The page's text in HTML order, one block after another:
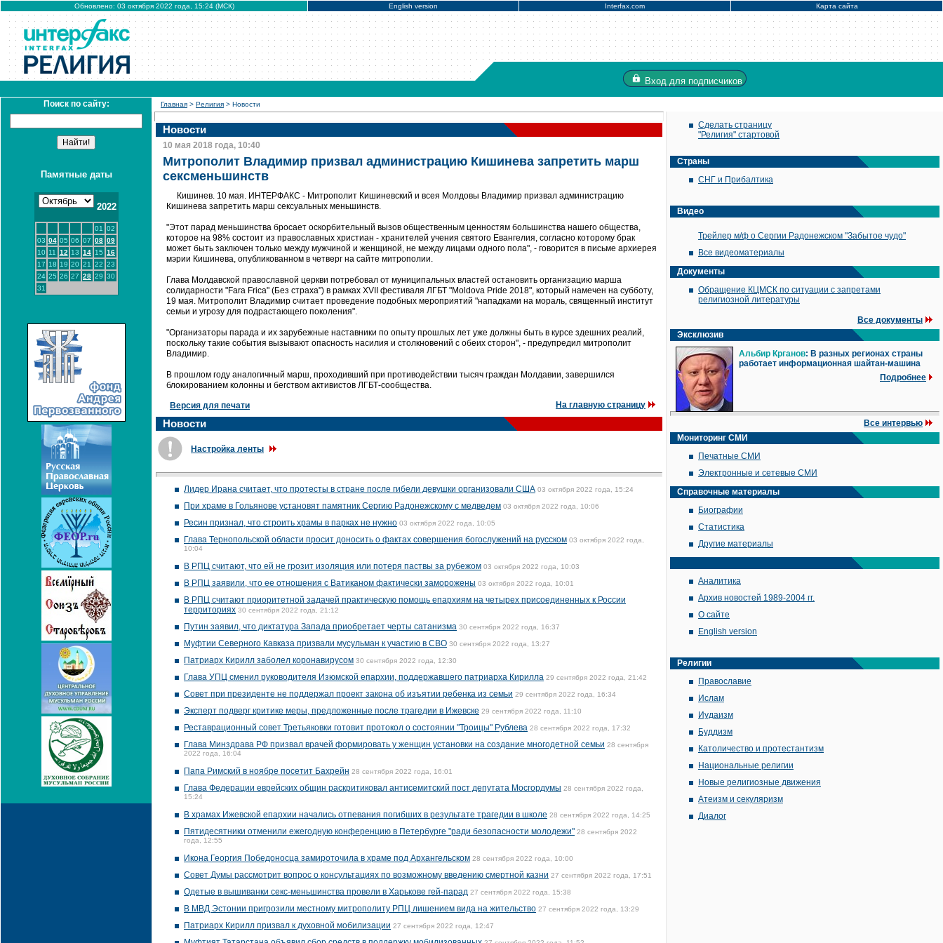
Обновлено: 03 октября 2022 года, 15:24 (МСК) English version Interfax.com Карта сайта
Вход для подписчиков
Поиск по сайту:
Памятные даты
2022
01
02
03 04 05 06 07 08 09
10 11 12 13 14 15 16
17 18 19 20 21 22 23
24 25 26 27 28 29 30
31
Главная > Религия > Новости
Новости
10 мая 2018 года, 10:40
Митрополит Владимир призвал администрацию Кишинева запретить марш
сексменьшинств
Кишинев. 10 мая. ИНТЕРФАКС - Митрополит Кишиневский и всея Молдовы Владимир призвал администрацию
Кишинева запретить марш сексуальных меньшинств.
"Этот парад меньшинства бросает оскорбительный вызов общественным ценностям большинства нашего общества,
которое на 98% состоит из православных христиан - хранителей учения святого Евангелия, согласно которому брак
может быть заключен только между мужчиной и женщиной, не между лицами одного пола", - говорится в письме архиерея
мэрии Кишинева, опубликованном в четверг на сайте митрополии.
Глава Молдавской православной церкви потребовал от муниципальных властей остановить организацию марша
солидарности "Fara Frica" (Без страха") в рамках XVII фестиваля ЛГБТ "Moldova Pride 2018", который намечен на субботу,
19 мая. Митрополит Владимир считает проведение подобных мероприятий "нападками на мораль, священный институт
семьи и угрозу для подрастающего поколения".
"Организаторы парада и их зарубежные наставники по опыту прошлых лет уже должны быть в курсе здешних реалий,
поскольку такие события вызывают опасность насилия и столкновений с обеих сторон", - предупредил митрополит
Владимир.
В прошлом году аналогичный марш, проходивший при противодействии тысяч граждан Молдавии, завершился
блокированием колонны и бегством активистов ЛГБТ-сообщества.
Версия для печати На главную страницу
Новости
Настройка ленты
Лидер Ирана считает, что протесты в стране после гибели девушки организовали США 03 октября 2022 года, 15:24
При храме в Гольянове установят памятник Сергию Радонежскому с медведем 03 октября 2022 года, 10:06
Ресин признал, что строить храмы в парках не нужно 03 октября 2022 года, 10:05
Глава Тернопольской области просит доносить о фактах совершения богослужений на русском 03 октября 2022 года,
10:04
В РПЦ считают, что ей не грозит изоляция или потеря паствы за рубежом 03 октября 2022 года, 10:03
В РПЦ заявили, что ее отношения с Ватиканом фактически заморожены 03 октября 2022 года, 10:01
В РПЦ считают приоритетной задачей практическую помощь епархиям на четырех присоединенных к России
территориях 30 сентября 2022 года, 21:12
Путин заявил, что диктатура Запада приобретает черты сатанизма 30 сентября 2022 года, 16:37
Муфтии Северного Кавказа призвали мусульман к участию в СВО 30 сентября 2022 года, 13:27
Патриарх Кирилл заболел коронавирусом 30 сентября 2022 года, 12:30
Глава УПЦ сменил руководителя Изюмской епархии, поддержавшего патриарха Кирилла 29 сентября 2022 года, 21:42
Совет при президенте не поддержал проект закона об изъятии ребенка из семьи 29 сентября 2022 года, 16:34
Эксперт подверг критике меры, предложенные после трагедии в Ижевске 29 сентября 2022 года, 11:10
Реставрационный совет Третьяковки готовит протокол о состоянии "Троицы" Рублева 28 сентября 2022 года, 17:32
Глава Минздрава РФ призвал врачей формировать у женщин установки на создание многодетной семьи 28 сентября
2022 года, 16:04
Папа Римский в ноябре посетит Бахрейн 28 сентября 2022 года, 16:01
Глава Федерации еврейских общин раскритиковал антисемитский пост депутата Мосгордумы 28 сентября 2022 года,
15:24
В храмах Ижевской епархии начались отпевания погибших в результате трагедии в школе 28 сентября 2022 года, 14:25
Пятидесятники отменили ежегодную конференцию в Петербурге "ради безопасности молодежи" 28 сентября 2022
года, 12:55
Икона Георгия Победоносца замироточила в храме под Архангельском 28 сентября 2022 года, 10:00
Совет Думы рассмотрит вопрос о консультациях по возможному введению смертной казни 27 сентября 2022 года, 17:51
Одетые в вышиванки секс-меньшинства провели в Харькове гей-парад 27 сентября 2022 года, 15:38
В МВД Эстонии пригрозили местному митрополиту РПЦ лишением вида на жительство 27 сентября 2022 года, 13:29
Патриарх Кирилл призвал к духовной мобилизации 27 сентября 2022 года, 12:47
Сделать страницу
"Религия" стартовой
Страны
СНГ и Прибалтика
Видео
Трейлер м/ф о Сергии Радонежском "Забытое чудо"
Все видеоматериалы
Документы
Обращение КЦМСК по ситуации с запретами
религиозной литературы
Все документы
Эксклюзив
Альбир Крганов: В разных регионах страны
работает информационная шайтан-машина
Подробнее
Все интервью
Мониторинг СМИ
Печатные СМИ
Электронные и сетевые СМИ
Справочные материалы
Биографии
Статистика
Другие материалы
Аналитика
Архив новостей 1989-2004 гг.
О сайте
English version
Религии
Православие
Ислам
Иудаизм
Буддизм
Католичество и протестантизм
Национальные религии
Новые религиозные движения
Атеизм и секуляризм
Диалог